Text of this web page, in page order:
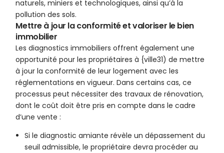
naturels, miniers et technologiques, ainsi qu’à la
pollution des sols.
Mettre à jour la conformité et valoriser le bien
immobilier
Les diagnostics immobiliers offrent également une
opportunité pour les propriétaires à {ville31) de mettre
à jour la conformité de leur logement avec les
réglementations en vigueur. Dans certains cas, ce
processus peut nécessiter des travaux de rénovation,
dont le coût doit être pris en compte dans le cadre
d’une vente :
Si le diagnostic amiante révèle un dépassement du
seuil admissible, le propriétaire devra procéder au